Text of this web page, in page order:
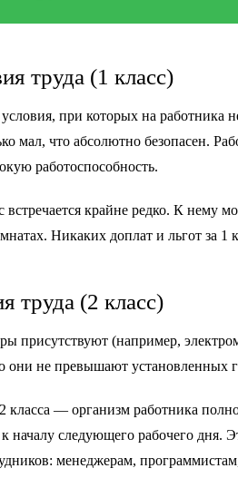
труда (1 класс)
при которых на работника
мал, что абсолютно безопасен.
работоспособность.
встречается крайне редко. К нему
Никаких доплат и льгот за 1
труда (2 класс)
присутствуют (например,
они не превышают установленных
класса — организм работника
началу следующего рабочего дня.
менеджерам,